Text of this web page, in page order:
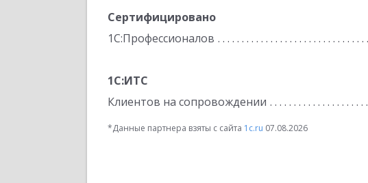
Сертифицировано
1С:Профессионалов
1С:ИТС
Клиентов на сопровождении
*Данные партнера взяты с сайта 1c.ru 07.08.2026